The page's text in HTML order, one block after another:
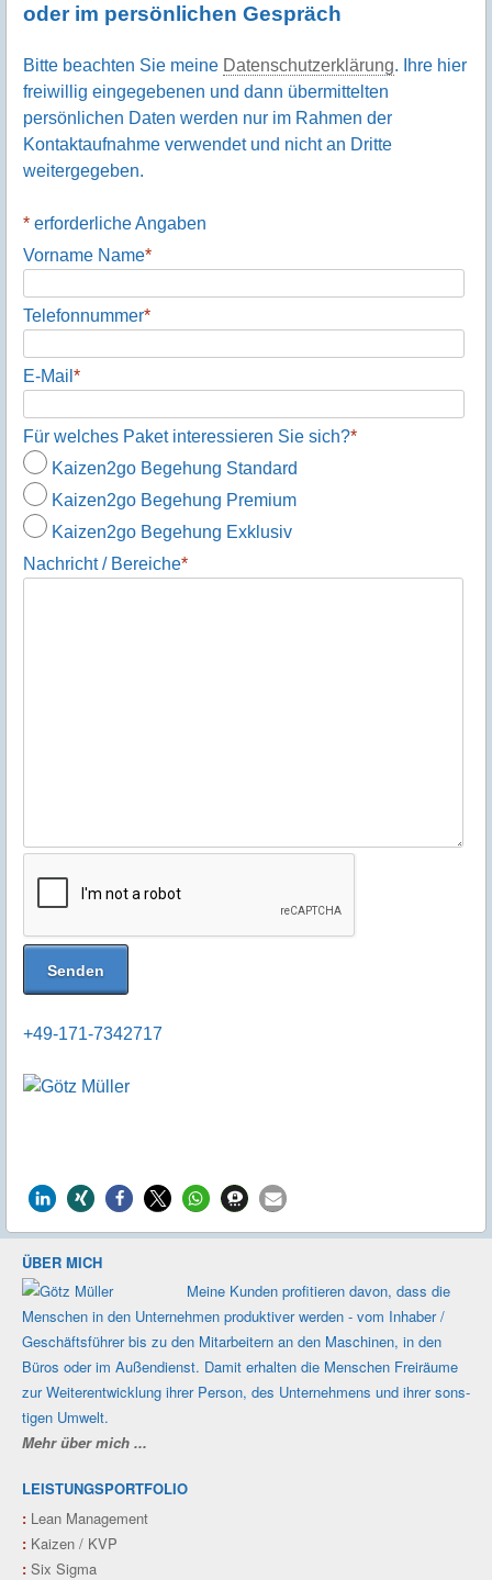
oder im persönlichen Gespräch
Bitte beachten Sie meine Datenschutzerklärung. Ihre hier
freiwillig eingegebenen und dann übermittelten
persönlichen Daten werden nur im Rahmen der
Kontaktaufnahme verwendet und nicht an Dritte
weitergegeben.
* erforderliche Angaben
Vorname Name*
Telefonnummer*
E-Mail *
Für welches Paket interessieren Sie sich?*
Kaizen2go Begehung Standard
Kaizen2go Begehung Premium
Kaizen2go Begehung Exklusiv
Nachricht / Bereiche*
+49-171-7342717
ÜBER MICH
Meine Kunden profi­tieren davon, dass die
Men­schen in den Unter­nehmen produk­tiver werden - vom Inhaber /
Geschäfts­führer bis zu den Mit­ar­beitern an den Maschi­nen, in den
Büros oder im Außen­dienst. Damit erhalten die Men­schen Frei­räume
zur Weiter­ent­wicklung ihrer Person, des Unter­nehmens und ihrer sons­
tigen Umwelt.
Mehr über mich ...
LEISTUNGSPORTFOLIO
: Lean Management
: Kaizen / KVP
: Six Sigma